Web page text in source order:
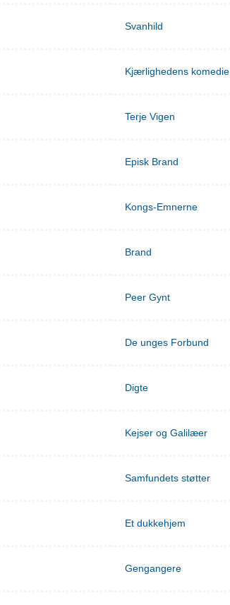
Svanhild
Kjærlighedens komedie
Terje Vigen
Episk Brand
Kongs-Emnerne
Brand
Peer Gynt
De unges Forbund
Digte
Kejser og Galilæer
Samfundets støtter
Et dukkehjem
Gengangere